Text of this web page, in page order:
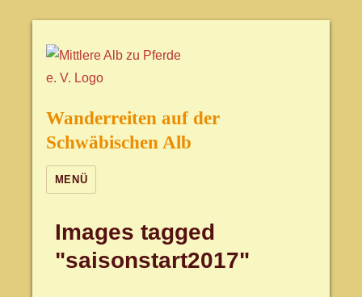
Wanderreiten auf der
Schwäbischen Alb
MENÜ
Images tagged
"saisonstart2017"